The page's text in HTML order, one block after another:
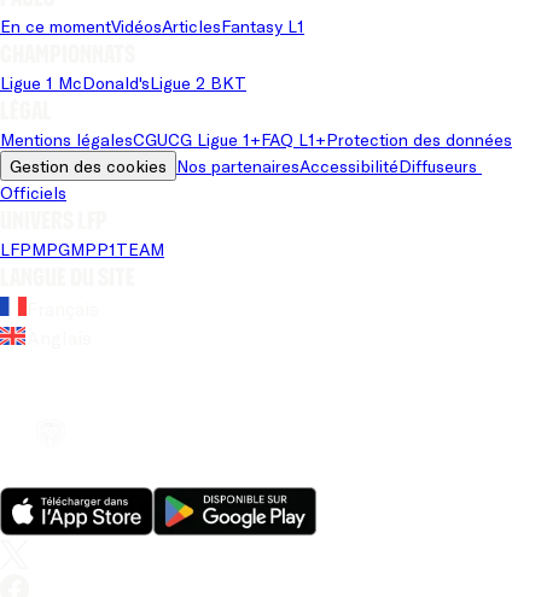
En ce momentVidéosArticlesFantasy L1
Ligue 1 McDonald'sLigue 2 BKT
Mentions légalesCGUCG Ligue 1+FAQ L1+Protection des données
Gestion des cookies Nos partenairesAccessibilitéDiffuseurs
Officiels
LFPMPGMPP1TEAM